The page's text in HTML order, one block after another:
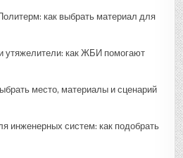
как выбрать материал для
утяжелители: как ЖБИ помогают
место, материалы и сценарий
инженерных систем: как подобрать